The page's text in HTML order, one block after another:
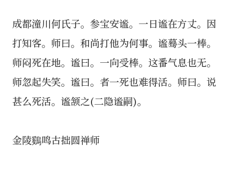
成都潼川何氏子。参宝安谧。一日谧在方丈。因
打知客。师曰。和尚打他为何事。谧蓦头一棒。
师闷死在地。谧曰。一向受棒。这番气息也无。
师忽起失笑。谧曰。者一死也难得活。师曰。说
甚么死活。谧颔之(二隐谧嗣)。
金陵鷄鸣古拙圆禅师